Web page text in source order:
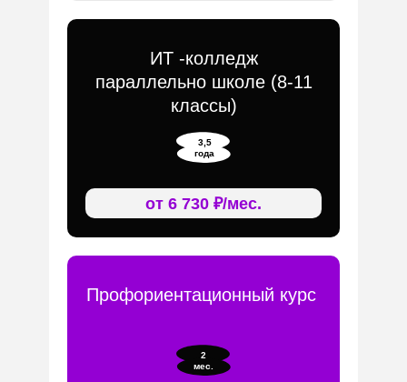
ИТ -колледж
параллельно школе (8-11
классы)
от 6 730 ₽/мес.
3,5
года
2
мес.
Профориентационный курс